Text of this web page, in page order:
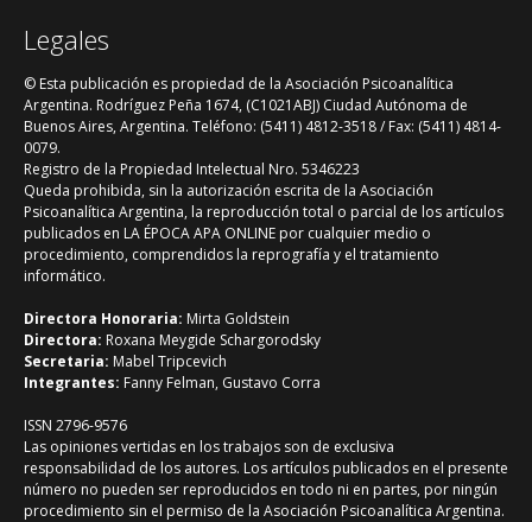
Legales
© Esta publicación es propiedad de la Asociación Psicoanalítica
Argentina. Rodríguez Peña 1674, (C1021ABJ) Ciudad Autónoma de
Buenos Aires, Argentina. Teléfono: (5411) 4812-3518 / Fax: (5411) 4814-
0079.
Registro de la Propiedad Intelectual Nro. 5346223
Queda prohibida, sin la autorización escrita de la Asociación
Psicoanalítica Argentina, la reproducción total o parcial de los artículos
publicados en LA ÉPOCA APA ONLINE por cualquier medio o
procedimiento, comprendidos la reprografía y el tratamiento
informático.
Directora Honoraria: Mirta Goldstein
Directora: Roxana Meygide Schargorodsky
Secretaria: Mabel Tripcevich
Integrantes: Fanny Felman, Gustavo Corra
ISSN 2796-9576
Las opiniones vertidas en los trabajos son de exclusiva
responsabilidad de los autores. Los artículos publicados en el presente
número no pueden ser reproducidos en todo ni en partes, por ningún
procedimiento sin el permiso de la Asociación Psicoanalítica Argentina.